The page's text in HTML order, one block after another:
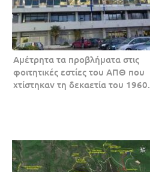
Αμέτρητα τα προβλήματα στις
φοιτητικές εστίες του ΑΠΘ που
χτίστηκαν τη δεκαετία του 1960.